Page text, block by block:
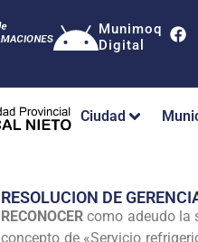
Munimoq
Digital
Ciudad
RESOLUCION DE
RECONOCERcomo adeudo la
concepto de «Servicio